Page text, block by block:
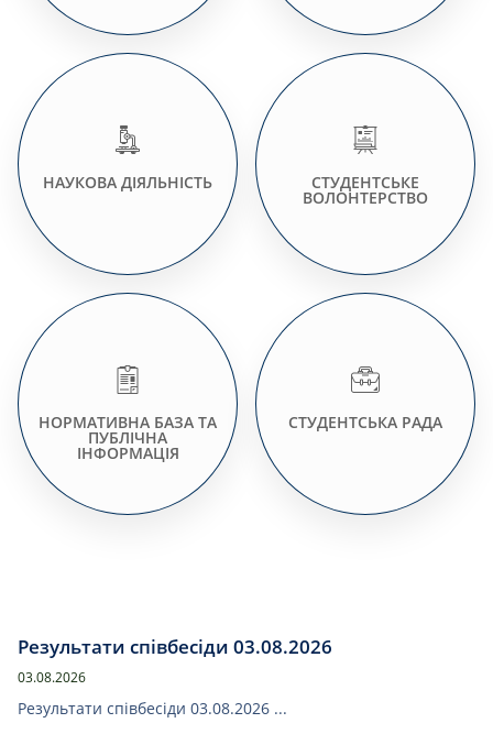
НАУКОВА ДІЯЛЬНІСТЬ СТУДЕНТСЬКЕ
ВОЛОНТЕРСТВО
НОРМАТИВНА БАЗА ТА
ПУБЛІЧНА
ІНФОРМАЦІЯ
СТУДЕНТСЬКА РАДА
Результати співбесіди 03.08.2026
03.08.2026
Результати співбесіди 03.08.2026 ...